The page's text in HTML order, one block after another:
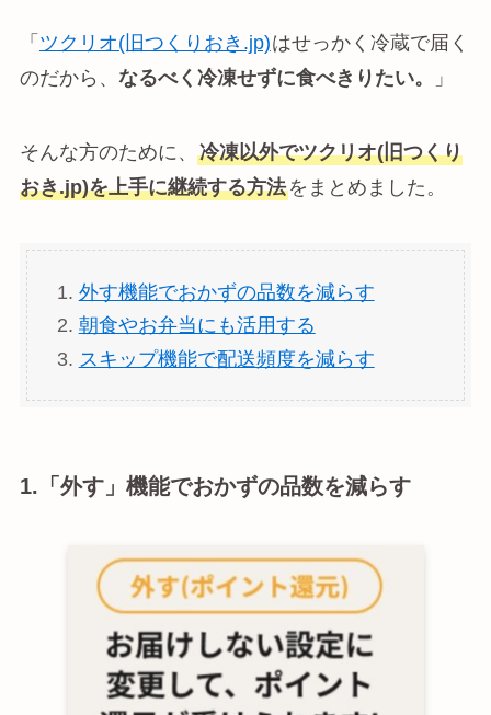
「 ツクリオ(旧つくりおき.jp)はせっかく冷蔵で届く
のだから、 なるべく冷凍せずに食べきりたい。 」
そんな方のために、 冷凍以外でツクリオ(旧つくり
おき.jp)を上手に継続する方法をまとめました。
外す機能でおかずの品数を減らす
朝食やお弁当にも活用する
スキップ機能で配送頻度を減らす
1.「外す」機能でおかずの品数を減らす